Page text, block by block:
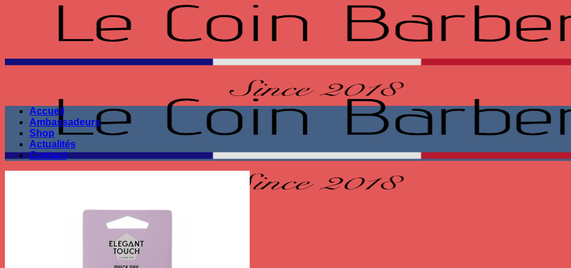
Seule la performance
Accueil
Ambassadeurs
Shop
Actualités
Contact